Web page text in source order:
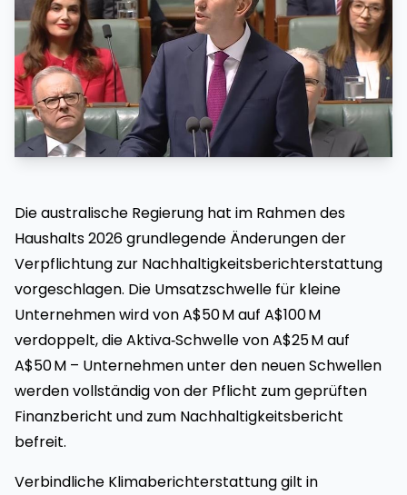
Die australische Regierung hat im Rahmen des
Haushalts 2026 grundlegende Änderungen der
Verpflichtung zur Nachhaltigkeitsberichterstattung
vorgeschlagen. Die Umsatzschwelle für kleine
Unternehmen wird von A$50 M auf A$100 M
verdoppelt, die Aktiva‑Schwelle von A$25 M auf
A$50 M – Unternehmen unter den neuen Schwellen
werden vollständig von der Pflicht zum geprüften
Finanzbericht und zum Nachhaltigkeitsbericht
befreit.
Verbindliche Klimaberichterstattung gilt in